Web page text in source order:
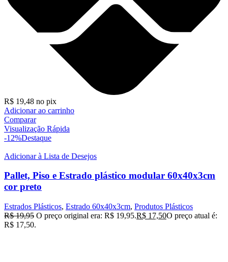
R$ 19,48 no pix
Adicionar ao carrinho
Comparar
Visualização Rápida
-12%Destaque
Adicionar à Lista de Desejos
Pallet, Piso e Estrado plástico modular 60x40x3cm
cor preto
Estrados Plásticos, Estrado 60x40x3cm, Produtos Plásticos
R$19,95 O preço original era: R$ 19,95.R$ 17,50O preço atual é:
R$ 17,50.